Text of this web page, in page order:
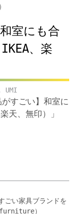
室にも合
、楽
UMI
すごい】和室に
天、無印）」